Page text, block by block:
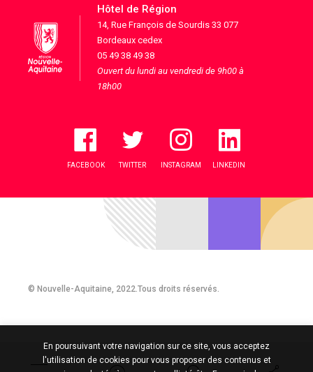
Hôtel de Région
14, Rue François de Sourdis 33 077
Bordeaux cedex
05 49 38 49 38
Ouvert du lundi au vendredi de 9h00 à
18h00
FACEBOOK TWITTER INSTAGRAM LINKEDIN
© Nouvelle-Aquitaine, 2022.Tous droits réservés.
En poursuivant votre navigation sur ce site, vous acceptez
l'utilisation de cookies pour vous proposer des contenus et